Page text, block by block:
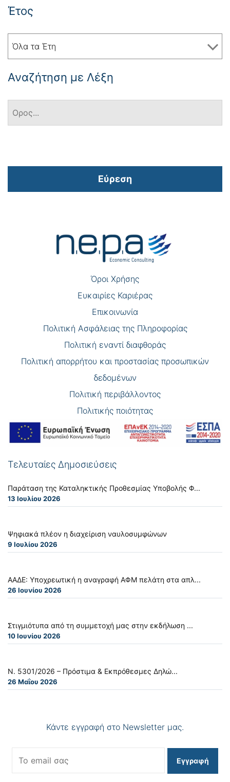
Έτος
Όλα τα Έτη
Αναζήτηση με Λέξη
Εύρεση
Όροι Χρήσης
Eυκαιρίες Καριέρας
Επικοινωνία
Πολιτική Ασφάλειας της Πληροφορίας
Πολιτική εναντί διαφθοράς
Πολιτική απορρήτου και προστασίας προσωπικών
δεδομένων
Πολιτική περιβάλλοντος
Πολιτικής ποιότητας
Τελευταίες Δημοσιεύσεις
Παράταση της Καταληκτικής Προθεσμίας Υποβολής Φ...
13 Ιουλίου 2026
Ψηφιακά πλέον η διαχείριση ναυλοσυμφώνων
9 Ιουλίου 2026
ΑΑΔΕ: Υποχρεωτική η αναγραφή ΑΦΜ πελάτη στα απλ...
26 Ιουνίου 2026
Στιγμιότυπα από τη συμμετοχή μας στην εκδήλωση ...
10 Ιουνίου 2026
Ν. 5301/2026 – Πρόστιμα & Εκπρόθεσμες Δηλώ...
26 Μαΐου 2026
Κάντε εγγραφή στο Newsletter μας.
Εγγραφή